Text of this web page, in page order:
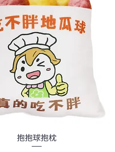
抱抱球抱枕